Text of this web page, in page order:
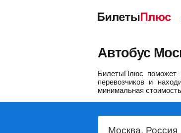
Автобус
БилетыПлюс поможет
перевозчиков и
минимальная